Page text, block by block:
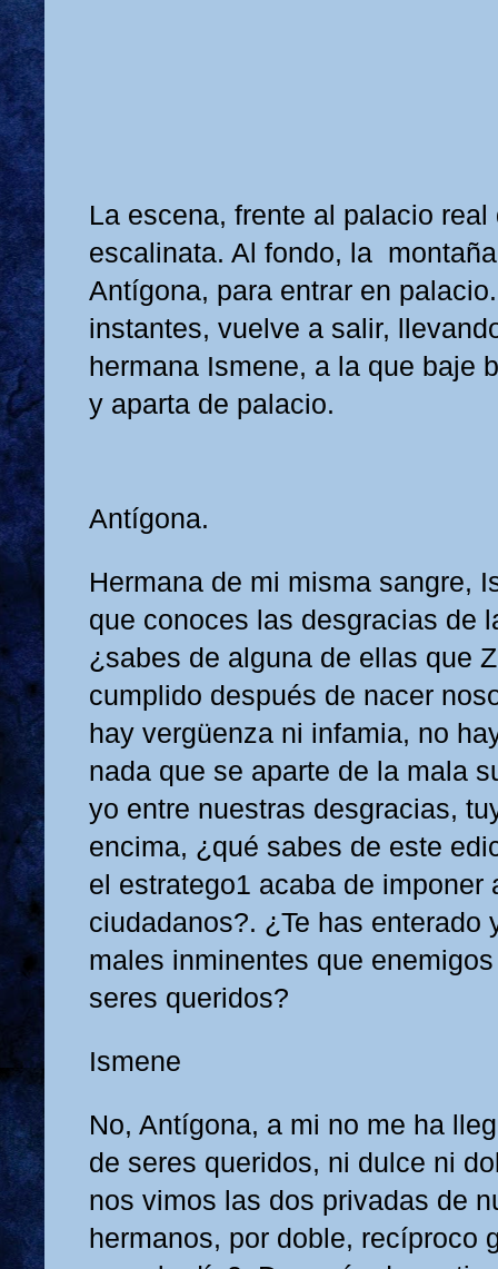
La escena, frente al palacio real
escalinata. Al fondo, la
Antígona, para entrar en
instantes, vuelve a salir,
hermana Ismene, a la que baje
y aparta de palacio.
Antígona.
Hermana de mi misma sangre,
que conoces las desgracias de
¿sabes de alguna de ellas que
cumplido después de nacer
hay vergüenza ni infamia, no
nada que se aparte de la mala
yo entre nuestras desgracias,
encima, ¿qué sabes de este
el estratego1 acaba de imponer
ciudadanos?. ¿Te has enterado
males inminentes que
seres queridos?
Ismene
No, Antígona, a mi no me ha
de seres queridos, ni dulce ni
nos vimos las dos privadas de
hermanos, por doble, recíproco